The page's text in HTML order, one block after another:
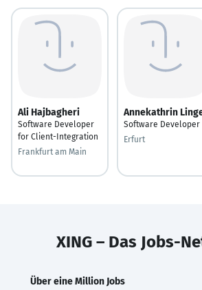
Ali Hajbagheri
Software Developer
for Client-Integration
Frankfurt am Main
Annekathrin
Software Developer
Erfurt
XING – Das Jobs-
Über eine Million Jobs